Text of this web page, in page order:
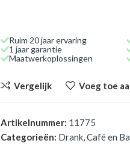
Ruim 20 jaar ervaring
1 jaar garantie
Maatwerkoplossingen
Vergelijk Voeg toe
Artikelnummer: 11775
Categorieën: Drank, Café en